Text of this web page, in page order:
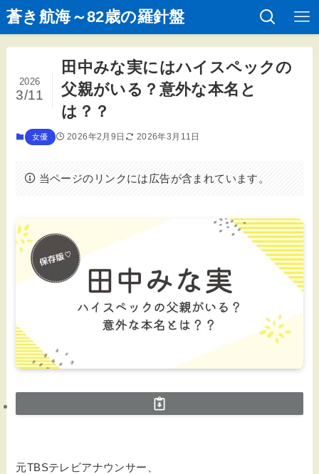
蒼き航海～82歳の羅針盤
田中みな実にはハイスペックの
父親がいる？意外な本名と
は？？
2026
3/11
女優 2026年2月9日 2026年3月11日
当ページのリンクには広告が含まれています。
元TBSテレビアナウンサー、